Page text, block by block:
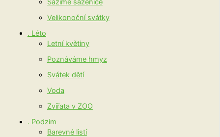
Sázíme sazenice
Velikonoční svátky
. Léto
Letní květiny
Poznáváme hmyz
Svátek dětí
Voda
Zvířata v ZOO
. Podzim
Barevné listí